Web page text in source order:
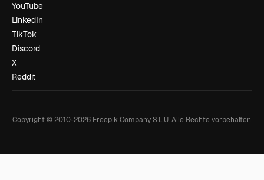
YouTube
LinkedIn
TikTok
Discord
X
Reddit
Copyright © 2010-2026Freepik Company S.L.U. Alle Rechte vorbehalten.